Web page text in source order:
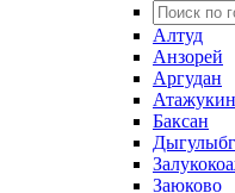
Алтуд
Анзорей
Аргудан
Баксан
Заюково